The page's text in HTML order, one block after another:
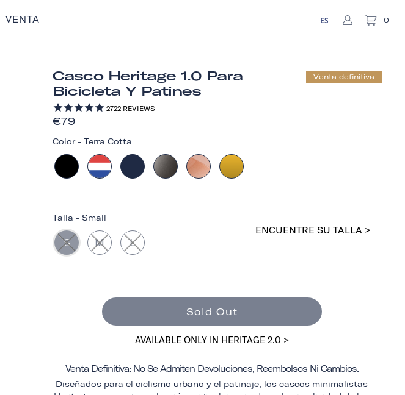
VENTA ES 0
Venta definitiva
Casco Heritage 1.0 Para
Bicicleta Y Patines
2722 REVIEWS
€79
Color - Terra Cotta
Talla - Small
S M L
ENCUENTRE SU TALLA >
Sold Out
AVAILABLE ONLY IN HERITAGE 2.0 >
Venta Definitiva: No Se Admiten Devoluciones, Reembolsos Ni Cambios.
Diseñados para el ciclismo urbano y el patinaje, los cascos minimalistas